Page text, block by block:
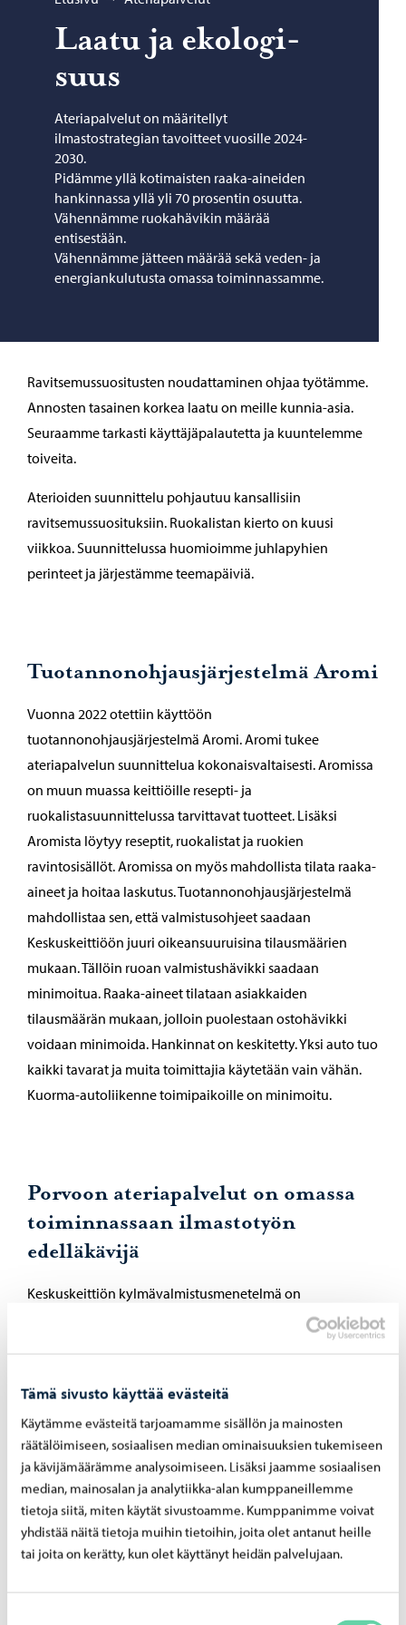
Tämä sivusto käyttää evästeitä
Käytämme evästeitä tarjoamamme sisällön ja mainosten
räätälöimiseen, sosiaalisen median ominaisuuksien tukemiseen
ja kävijämäärämme analysoimiseen. Lisäksi jaamme sosiaalisen
median, mainosalan ja analytiikka-alan kumppaneillemme
tietoja siitä, miten käytät sivustoamme. Kumppanimme voivat
yhdistää näitä tietoja muihin tietoihin, joita olet antanut heille
tai joita on kerätty, kun olet käyttänyt heidän palvelujaan.
Laatu ja eko­lo­gi­
suus
Ateriapalvelut on määritellyt
ilmastostrategian tavoitteet vuosille 2024-
2030.
Pidämme yllä kotimaisten raaka-aineiden
hankinnassa yllä yli 70 prosentin osuutta.
Vähennämme ruokahävikin määrää
entisestään.
Vähennämme jätteen määrää sekä veden- ja
energiankulutusta omassa toiminnassamme.
Ravitsemussuositusten noudattaminen ohjaa työtämme.
Annosten tasainen korkea laatu on meille kunnia-asia.
Seuraamme tarkasti käyttäjäpalautetta ja kuuntelemme
toiveita.
Aterioiden suunnittelu pohjautuu kansallisiin
ravitsemussuosituksiin. Ruokalistan kierto on kuusi
viikkoa. Suunnittelussa huomioimme juhlapyhien
perinteet ja järjestämme teemapäiviä.
Tuotannonohjausjärjestelmä Aromi
Vuonna 2022 otettiin käyttöön
tuotannonohjausjärjestelmä Aromi. Aromi tukee
ateriapalvelun suunnittelua kokonaisvaltaisesti. Aromissa
on muun muassa keittiöille resepti- ja
ruokalistasuunnittelussa tarvittavat tuotteet. Lisäksi
Aromista löytyy reseptit, ruokalistat ja ruokien
ravintosisällöt. Aromissa on myös mahdollista tilata raaka-
aineet ja hoitaa laskutus. Tuotannonohjausjärjestelmä
mahdollistaa sen, että valmistusohjeet saadaan
Keskuskeittiöön juuri oikeansuuruisina tilausmäärien
mukaan. Tällöin ruoan valmistushävikki saadaan
minimoitua. Raaka-aineet tilataan asiakkaiden
tilausmäärän mukaan, jolloin puolestaan ostohävikki
voidaan minimoida. Hankinnat on keskitetty. Yksi auto tuo
kaikki tavarat ja muita toimittajia käytetään vain vähän.
Kuorma-autoliikenne toimipaikoille on minimoitu.
Porvoon ateriapalvelut on omassa
toiminnassaan ilmastotyön
edelläkävijä
Keskuskeittiön kylmävalmistusmenetelmä on
ylivoimaisesti ekotehokkain ruoanvalmistusmenetelmä,
jossa ruokalajit kootaan kylminä pitkälti esikäsitellyistä
lähetetään sieltä palvelukeittiöille, joissa ruoka
kypsennetään juuri ennen tarjoilua. Ruokaa ei siis ensin
kypsennetä ja sen jälkeen jäähdytetä keskuskeittiöllä, ja
myöhemmin uudelleen lämmitetä palvelukeittiöillä.
Ruoat pakataan kartonkivuokiin, jolloin vältytään veden-
ja pesuaineenkulutukselta, kun teräsvuokia ei tarvitse
pestä. Käytetyt kartonkivuoat poltetaan lämpöenergiaksi